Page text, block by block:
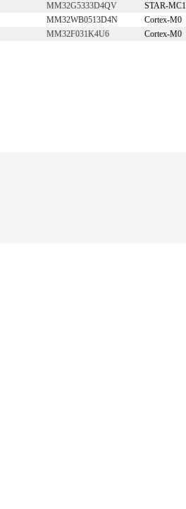
MM32G5333D4QV
STAR-MC1
MM32WB0513D4N
Cortex-M0
MM32F031K4U6
Cortex-M0